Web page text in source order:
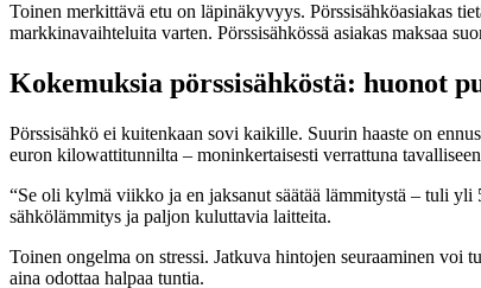
Toinen merkittävä etu on läpinäkyvyys. Pörssisähköasiakas
markkinavaihteluita varten. Pörssisähkössä asiakas maksaa
Kokemuksia pörssisähköstä: huonot
Pörssisähkö ei kuitenkaan sovi kaikille. Suurin haaste on
euron kilowattitunnilta – moninkertaisesti verrattuna
“Se oli kylmä viikko ja en jaksanut säätää lämmitystä – tuli
sähkölämmitys ja paljon kuluttavia laitteita.
Toinen ongelma on stressi. Jatkuva hintojen seuraaminen voi
aina odottaa halpaa tuntia.